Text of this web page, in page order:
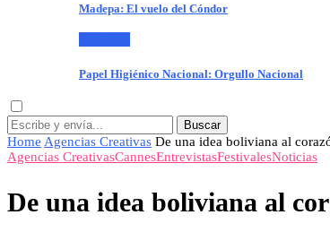
Madepa: El vuelo del Cóndor
Papel Higiénico Nacional: Orgullo Nacional
Buscar
Home Agencias Creativas De una idea boliviana al
Agencias CreativasCannesEntrevistasFestivalesNoticias
De una idea boliviana al